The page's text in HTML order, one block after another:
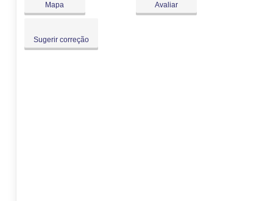
Mapa Avaliar
Sugerir correção